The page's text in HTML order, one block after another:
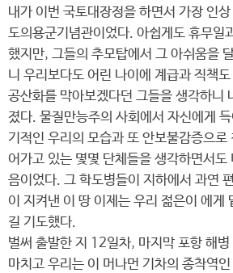
내가 이번 국토대장정을 하면서 가장 인
도의용군기념관이었다. 아쉽게도 휴무일
했지만, 그들의 추모탑에서 그 아쉬움을
니 우리보다도 어린 나이에 계급과 직책
공산화를 막아보겠다던 그들을 생각하니
졌다. 물질만능주의 사회에서 자신에게
기적인 우리의 모습과 또 안보불감증으로
어가고 있는 몇몇 단체들을 생각하면서도
음이었다. 그 학도병들이 지하에서 과연
이 지켜낸 이 땅 이제는 우리 젊은이 에게
길 기도했다.
벌써 출발한 지 12일차, 마지막 포항 해
마치고 우리는 이 머나먼 기차의 종착역